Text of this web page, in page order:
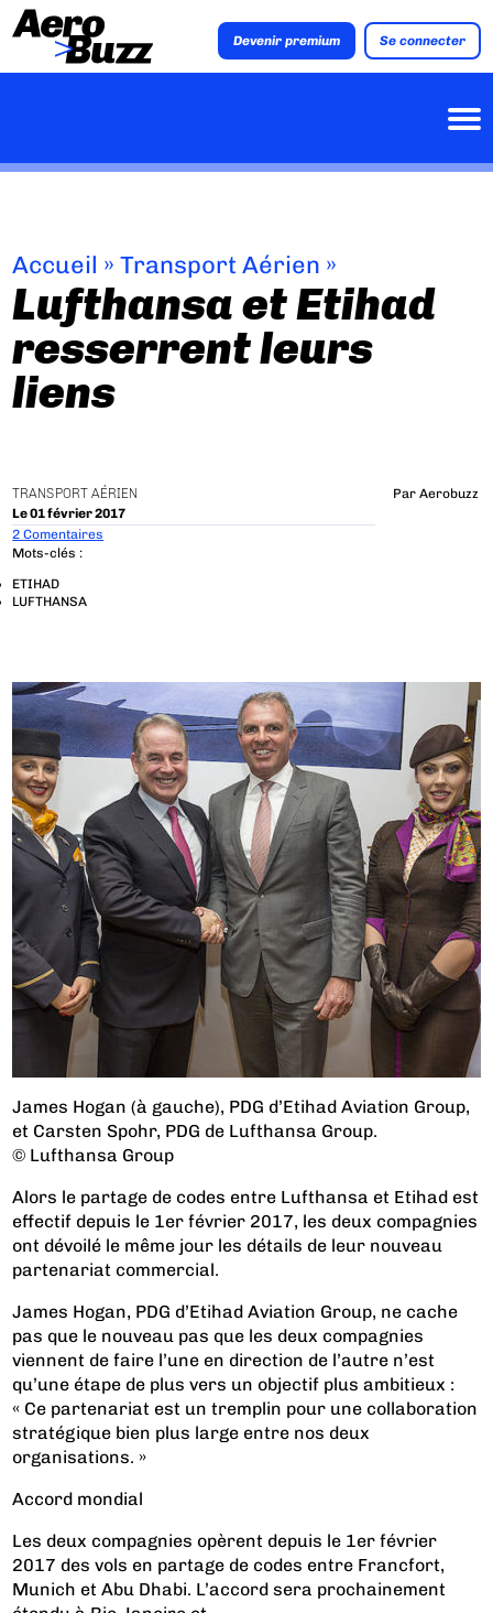
Devenir premium Se connecter
Accueil »Transport Aérien »
Lufthansa et Etihad
resserrent leurs
liens
TRANSPORT AÉRIEN
Le 01 février 2017
Par Aerobuzz
2 Comentaires
Mots-clés :
ETIHAD
LUFTHANSA
James Hogan (à gauche), PDG d’Etihad Aviation Group,
et Carsten Spohr, PDG de Lufthansa Group.
© Lufthansa Group
Alors le partage de codes entre Lufthansa et Etihad est
effectif depuis le 1er février 2017, les deux compagnies
ont dévoilé le même jour les détails de leur nouveau
partenariat commercial.
James Hogan, PDG d’Etihad Aviation Group, ne cache
pas que le nouveau pas que les deux compagnies
viennent de faire l’une en direction de l’autre n’est
qu’une étape de plus vers un objectif plus ambitieux :
« Ce partenariat est un tremplin pour une collaboration
stratégique bien plus large entre nos deux
organisations. »
Accord mondial
Les deux compagnies opèrent depuis le 1er février
2017 des vols en partage de codes entre Francfort,
Munich et Abu Dhabi. L’accord sera prochainement